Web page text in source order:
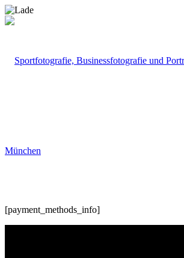
[payment_methods_info]